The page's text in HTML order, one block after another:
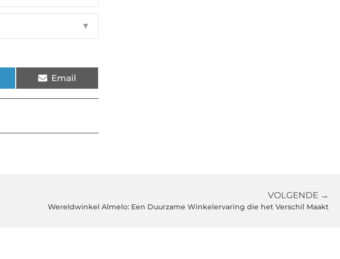
▼
Email
VOLGENDE →
Wereldwinkel Almelo: Een Duurzame Winkelervaring die het Verschil Maakt